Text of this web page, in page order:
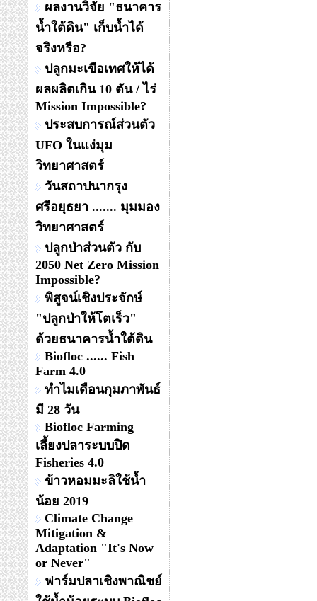
ผลงานวิจัย "ธนาคาร
น้ำใต้ดิน" เก็บน้ำได้
จริงหรือ?
ปลูกมะเขือเทศให้ได้
ผลผลิตเกิน 10 ตัน / ไร่
Mission Impossible?
ประสบการณ์ส่วนตัว
UFO ในแง่มุม
วิทยาศาสตร์
วันสถาปนากรุง
ศรีอยุธยา ....... มุมมอง
วิทยาศาสตร์
ปลูกป่าส่วนตัว กับ
2050 Net Zero Mission
Impossible?
พิสูจน์เชิงประจักษ์
"ปลูกป่าให้โตเร็ว"
ด้วยธนาคารน้ำใต้ดิน
Biofloc ...... Fish
Farm 4.0
ทำไมเดือนกุมภาพันธ์
มี 28 วัน
Biofloc Farming
เลี้ยงปลาระบบปิด
Fisheries 4.0
ข้าวหอมมะลิใช้น้ำ
น้อย 2019
Climate Change
Mitigation &
Adaptation "It's Now
or Never"
ฟาร์มปลาเชิงพาณิชย์